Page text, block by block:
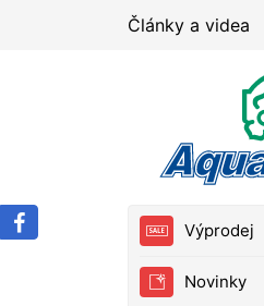
Články a videa
Výprodej
Novinky